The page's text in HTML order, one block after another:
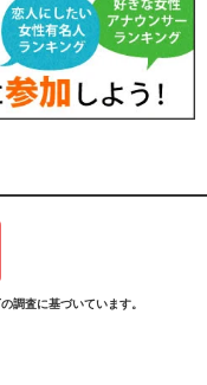
調査に基づいています。